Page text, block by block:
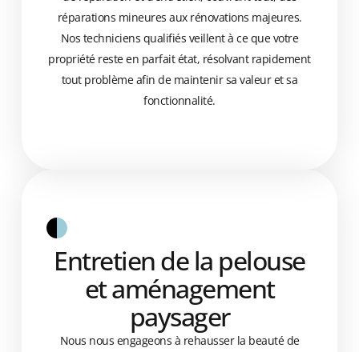
réparations mineures aux rénovations majeures.
Nos techniciens qualifiés veillent à ce que votre
propriété reste en parfait état, résolvant rapidement
tout problème afin de maintenir sa valeur et sa
fonctionnalité.
Entretien de la pelouse
et aménagement
paysager
Nous nous engageons à rehausser la beauté de